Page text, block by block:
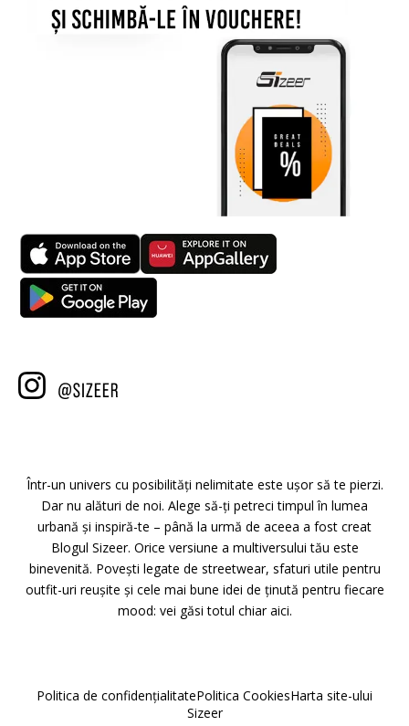
Într-un univers cu posibilități nelimitate este ușor să te pierzi.
Dar nu alături de noi. Alege să-ți petreci timpul în lumea
urbană și inspiră-te – până la urmă de aceea a fost creat
Blogul Sizeer. Orice versiune a multiversului tău este
binevenită. Povești legate de streetwear, sfaturi utile pentru
outfit-uri reușite și cele mai bune idei de ținută pentru fiecare
mood: vei găsi totul chiar aici.
Politica de confidențialitatePolitica CookiesHarta site-ului
Sizeer